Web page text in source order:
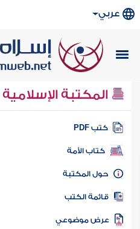
عربي
المكتبة الإسلامية
كتب PDF
كتاب الأمة
المكتبة
الكتب